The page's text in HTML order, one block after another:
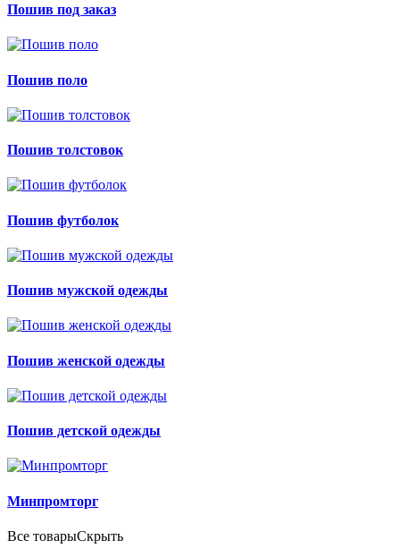
Пошив под заказ
Пошив поло
Пошив толстовок
Пошив футболок
Пошив мужской одежды
Пошив женской одежды
Пошив детской одежды
Минпромторг
Все товарыСкрыть